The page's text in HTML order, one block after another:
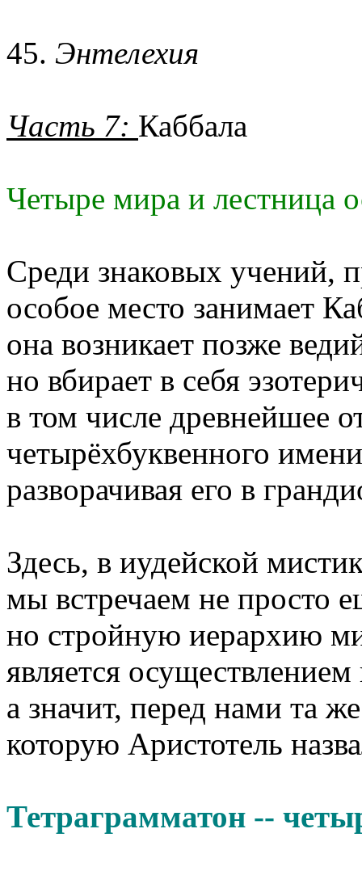
45. Энтелехия
Часть 7: Каббала
Четыре мира и лестница
Среди знаковых учений,
особое место занимает
она возникает позже
но вбирает в себя
в том числе древнейшее
четырёхбуквенного
разворачивая его в
Здесь, в иудейской
мы встречаем не просто
но стройную иерархию
является
а значит, перед нами та
которую Аристотель
Тетраграмматон --